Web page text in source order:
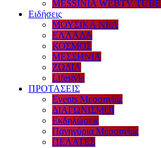
MESSINIA WEBTV TUBE
Eιδήσεις
ΜΟΥΣΙΚΑ ΝΕΑ
ΕΛΛΑΔΑ
ΚΟΣΜΟΣ
ΜΕΣΣΗΝΙΑ
ΖΩΔΙΑ
Lifestyle
ΠΡΟΤΑΣΕΙΣ
Events Μεσσηνίας
ΔΙΑΓΩΝΙΣΜΟΙ
Εκδηλώσεις
Πανηγύρια Μεσσηνίας
ΠΕΛΑΤΕΣ